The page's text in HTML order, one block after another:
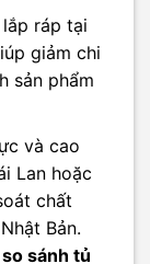
ráp tại
giảm chi
sản phẩm
và cao
Lan hoặc
chất
Bản.
so sánh tủ